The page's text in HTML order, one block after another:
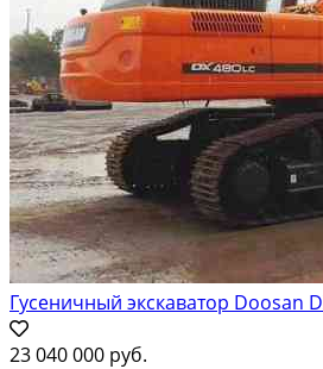
Гусеничный экскаватор Doosan
23 040 000 руб.